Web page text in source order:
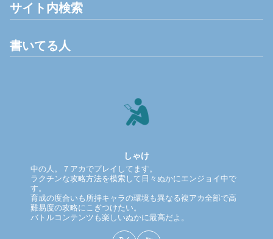
サイト内検索
書いてる人
しゃけ
中の人。７アカでプレイしてます。
ラクチンな攻略方法を模索して日々ぬかにエンジョイ中で
す。
育成の度合いも所持キャラの環境も異なる複アカ全部で高
難易度の攻略にこぎつけたい。
バトルコンテンツも楽しいぬかに最高だよ。